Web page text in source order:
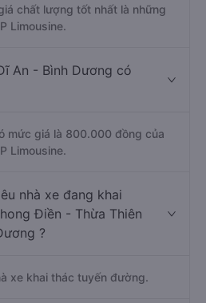
chất lượng tốt nhất là những
Limousine.
An - Bình Dương có
mức giá là 800.000 đồng của
Limousine.
nhà xe đang khai
Điền - Thừa Thiên
?
xe khai thác tuyến đường.